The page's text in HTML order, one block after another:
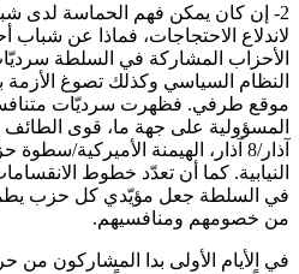
2- إن كان يمكن فهم الحماسة لدى
لاندلاع الاحتجاجات، فماذا عن
الأحزاب المشاركة في السلطة
النظام السياسي وكذلك تصوغ
موقع طرفي. فظهرت سرديّات
آذار/8 آذار، الهيمنة الأميركية/
النيابية. كما أن تعدّد خطوط
في السلطة جعل مؤيّدي كل حزب
من خصومهم ومنافسيهم.
في الأيام الأولى بدا المشاركون من